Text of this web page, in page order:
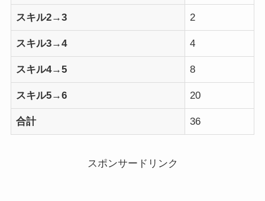
スキル2→3 2
スキル3→4 4
スキル4→5 8
スキル5→6 20
合計 36
スポンサードリンク